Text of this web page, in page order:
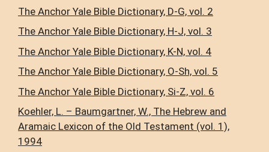
The Anchor Yale Bible Dictionary, D-G, vol. 2
The Anchor Yale Bible Dictionary, H-J, vol. 3
The Anchor Yale Bible Dictionary, K-N, vol. 4
The Anchor Yale Bible Dictionary, O-Sh, vol. 5
The Anchor Yale Bible Dictionary, Si-Z, vol. 6
Koehler, L. – Baumgartner, W., The Hebrew and
Aramaic Lexicon of the Old Testament (vol. 1),
1994